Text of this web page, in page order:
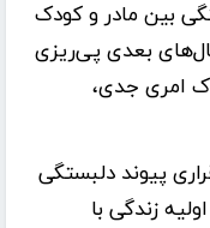
بین مادر و کودک
بعدی پی‌ریزی
امری جدی،
پیوند دلبستگی
زندگی با